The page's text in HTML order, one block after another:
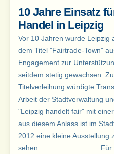
10 Jahre Einsatz
Handel in Leipzig
Vor 10 Jahren wurde Leipzig
dem Titel "Fairtrade-Town"
Engagement zur
seitdem stetig gewachsen.
Titelverleihung würdigte
Arbeit der Stadtverwaltung
"Leipzig handelt fair" mit
aus diesem Anlass ist im
2012 eine kleine Ausstellung
sehen. Für den